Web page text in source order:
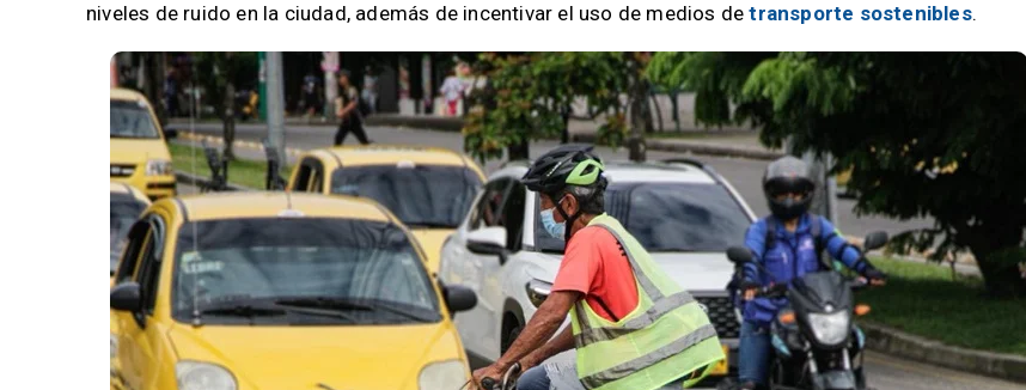
niveles de ruido en la ciudad, además de incentivar el uso de medios detransporte sostenibles.